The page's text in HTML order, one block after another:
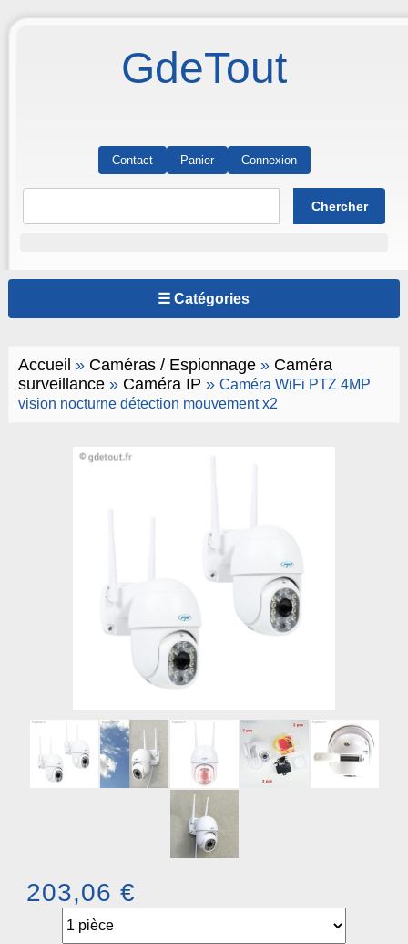
GdeTout
Contact Panier Connexion
☰ Catégories
Accueil » Caméras / Espionnage» Caméra
surveillance» Caméra IP » Caméra WiFi PTZ 4MP
vision nocturne détection mouvement x2
203,06 €